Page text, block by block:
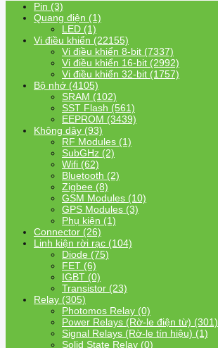
Pin (3)
Quang điện (1)
LED (1)
Vi điều khiển (22155)
Vi điều khiển 8-bit (7337)
Vi điều khiển 16-bit (2992)
Vi điều khiển 32-bit (1757)
Bộ nhớ (4105)
SRAM (102)
SST Flash (561)
EEPROM (3439)
Không dây (93)
RF Modules (1)
SubGHz (2)
Wifi (62)
Bluetooth (2)
Zigbee (8)
GSM Modules (10)
GPS Modules (3)
Phụ kiện (1)
Connector (26)
Linh kiện rời rạc (104)
Diode (75)
FET (6)
IGBT (0)
Transistor (23)
Relay (305)
Photomos Relay (0)
Power Relays (Rờ-le điện từ) (301)
Signal Relays (Rờ-le tín hiệu) (1)
Solid State Relay (0)